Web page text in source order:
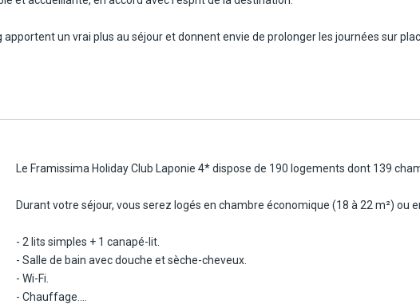
un vrai plus au séjour et donnent envie de prolonger les journées sur
de vacances faciles à vivre, avec la station, les pistes et les services du
Le Framissima Holiday Club Laponie 4* dispose de 190 logements dont 139
Durant votre séjour, vous serez logés en chambre économique (18 à 22 m²) ou
- 2 lits simples + 1 canapé-lit.
- Salle de bain avec douche et sèche-cheveux.
- Wi-Fi.
- Chauffage.